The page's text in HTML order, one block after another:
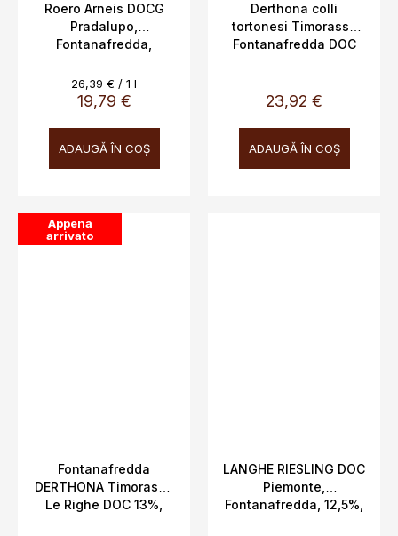
Roero Arneis DOCG
Pradalupo,
Fontanafredda,
19,79 €
Evaluare
preţ:
26,39 € / 1 l
ADAUGĂ ÎN COŞ
Derthona colli
tortonesi Timorasso
Fontanafredda DOC
23,92 €
ADAUGĂ ÎN COŞ
Appena
arrivato
Fontanafredda
DERTHONA Timorasso
Le Righe DOC 13%,
LANGHE RIESLING DOC
Piemonte,
Fontanafredda, 12,5%,